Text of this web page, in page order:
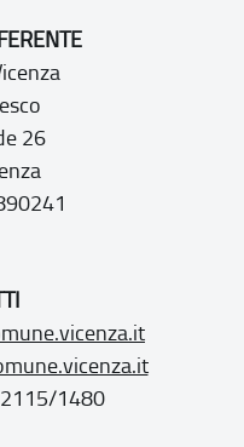
26
1480